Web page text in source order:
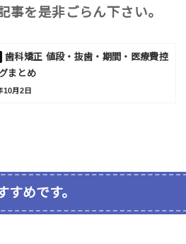
事を是非ごらん下さい。
歯科矯正 値段・抜歯・期間・医療費控
まとめ
10月2日
すめです。